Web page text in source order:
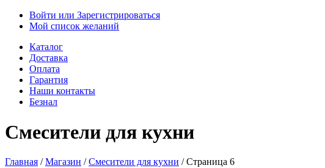
Войти или Зарегистрироваться
Мой список желаний
Каталог
Доставка
Оплата
Гарантия
Наши контакты
Безнал
Смесители для кухни
Главная /Магазин /Смесители для кухни / Страница 6